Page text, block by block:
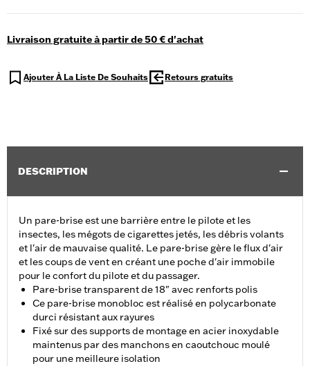
Livraison gratuite à partir de 50 € d'achat
Ajouter À La Liste De Souhaits Retours gratuits
DESCRIPTION
Un pare-brise est une barrière entre le pilote et les
insectes, les mégots de cigarettes jetés, les débris volants
et l'air de mauvaise qualité. Le pare-brise gère le flux d'air
et les coups de vent en créant une poche d'air immobile
pour le confort du pilote et du passager.
Pare-brise transparent de 18" avec renforts polis
Ce pare-brise monobloc est réalisé en polycarbonate
durci résistant aux rayures
Fixé sur des supports de montage en acier inoxydable
maintenus par des manchons en caoutchouc moulé
pour une meilleure isolation